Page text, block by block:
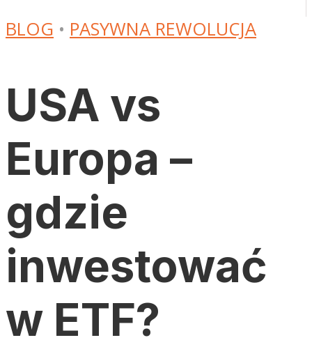
BLOG • PASYWNA REWOLUCJA
USA vs
Europa –
gdzie
inwestować
w ETF?